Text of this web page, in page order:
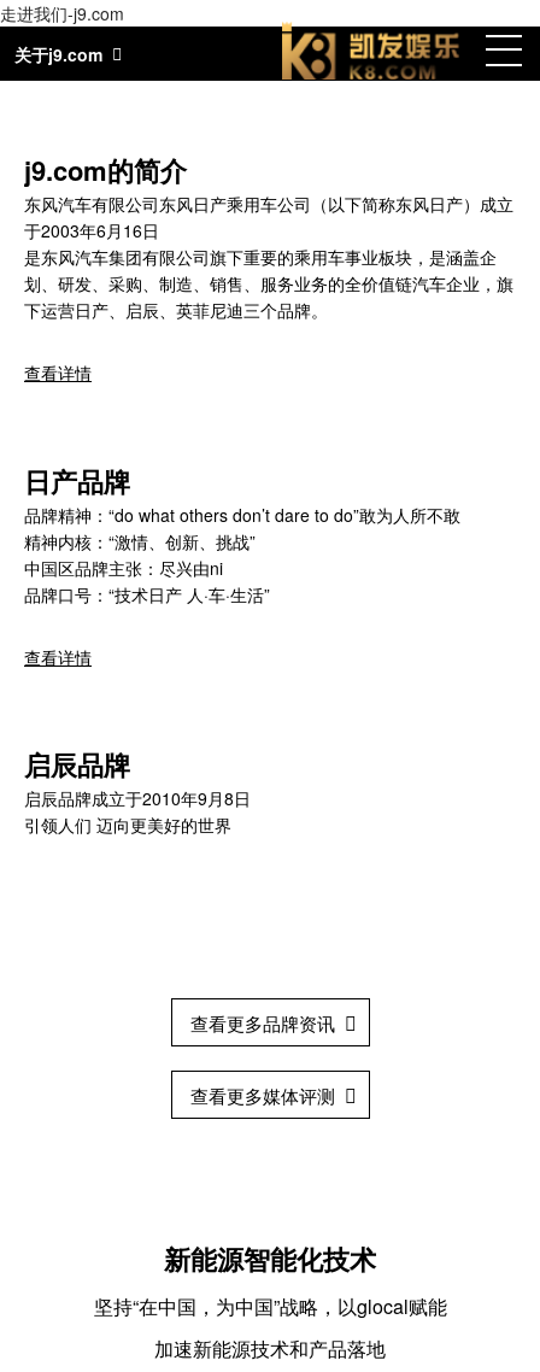
走进我们-j9.com
j9.com
关于j9.com
j9.com的简介
东风汽车有限公司东风日产乘用车公司（以下简称东风日产）成立
于2003年6月16日
是东风汽车集团有限公司旗下重要的乘用车事业板块，是涵盖企
划、研发、采购、制造、销售、服务业务的全价值链汽车企业，旗
下运营日产、启辰、英菲尼迪三个品牌。
查看详情
日产品牌
品牌精神：“do what others don’t dare to do”敢为人所不敢
精神内核：“激情、创新、挑战”
中国区品牌主张：尽兴由ni
品牌口号：“技术日产 人·车·生活”
查看详情
启辰品牌
启辰品牌成立于2010年9月8日
引领人们 迈向更美好的世界
查看更多品牌资讯
查看更多媒体评测
新能源智能化技术
坚持“在中国，为中国”战略，以glocal赋能
加速新能源技术和产品落地